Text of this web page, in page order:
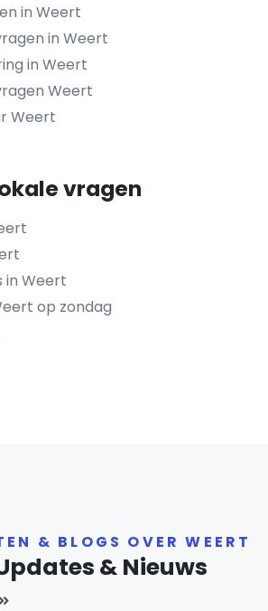
in Weert
in Weert
in Weert
Weert
Weert
vragen
in Weert
op zondag
& BLOGS OVER WEERT
& Nieuws